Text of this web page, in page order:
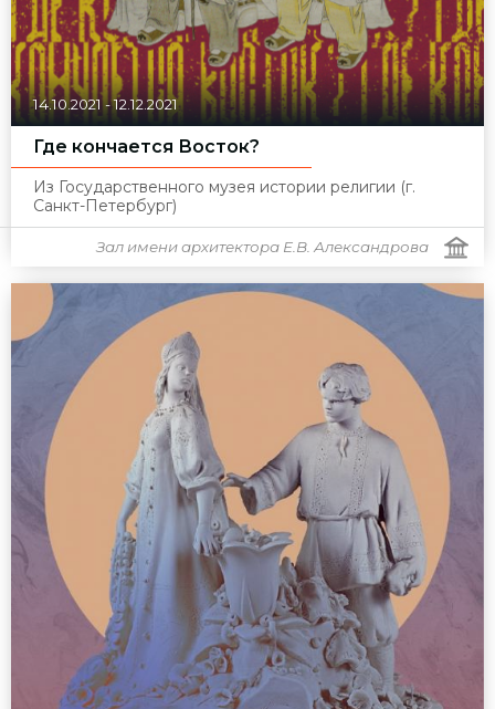
14.10.2021-12.12.2021
Где кончается Восток?
Из Государственного музея истории религии (г.
Санкт-Петербург)
Зал имени архитектора Е.В. Александрова